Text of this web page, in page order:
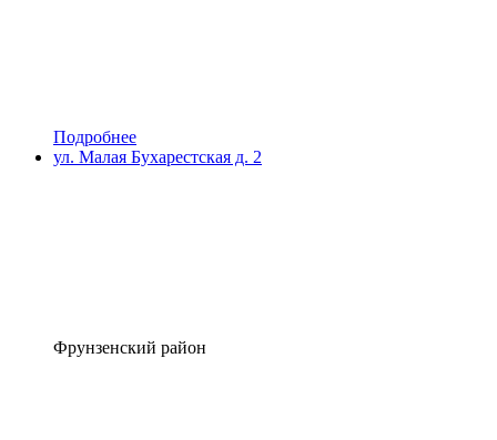
Подробнее
ул. Малая Бухарестская д. 2
Фрунзенский район